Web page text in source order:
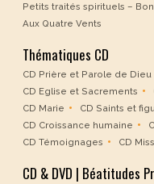
Petits traités spirituels –
Aux Quatre Vents
Thématiques CD
CD Prière et Parole de Dieu
CD Eglise et Sacrements
CD Marie
CD Saints et
CD Croissance humaine
CD Témoignages
CD
CD & DVD | Béatitudes